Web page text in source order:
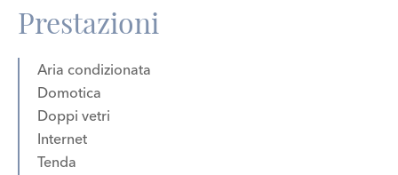
Prestazioni
Aria condizionata
Domotica
Doppi vetri
Internet
Tenda